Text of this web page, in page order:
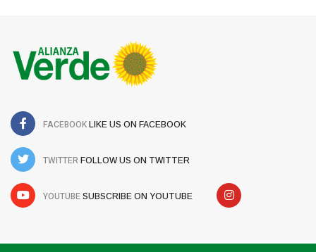
FACEBOOK LIKE US ON FACEBOOK
TWITTER FOLLOW US ON TWITTER
YOUTUBE SUBSCRIBE ON YOUTUBE